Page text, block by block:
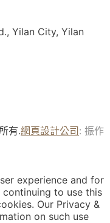
Yilan City, Yilan
有.網頁設計公司: 振作
experience and for
to use this
Our Privacy &
on such use